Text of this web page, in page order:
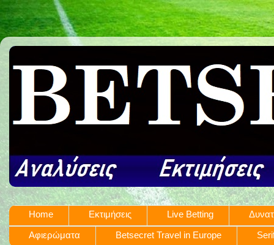
Home Εκτιμήσεις Live Betting
Αφιερώματα
Betsecret Travel in Europe